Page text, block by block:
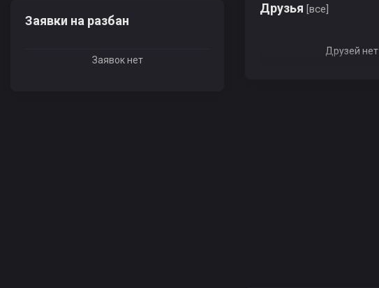
Друзья [все]
Друзей нет
Заявки на разбан
Заявок нет